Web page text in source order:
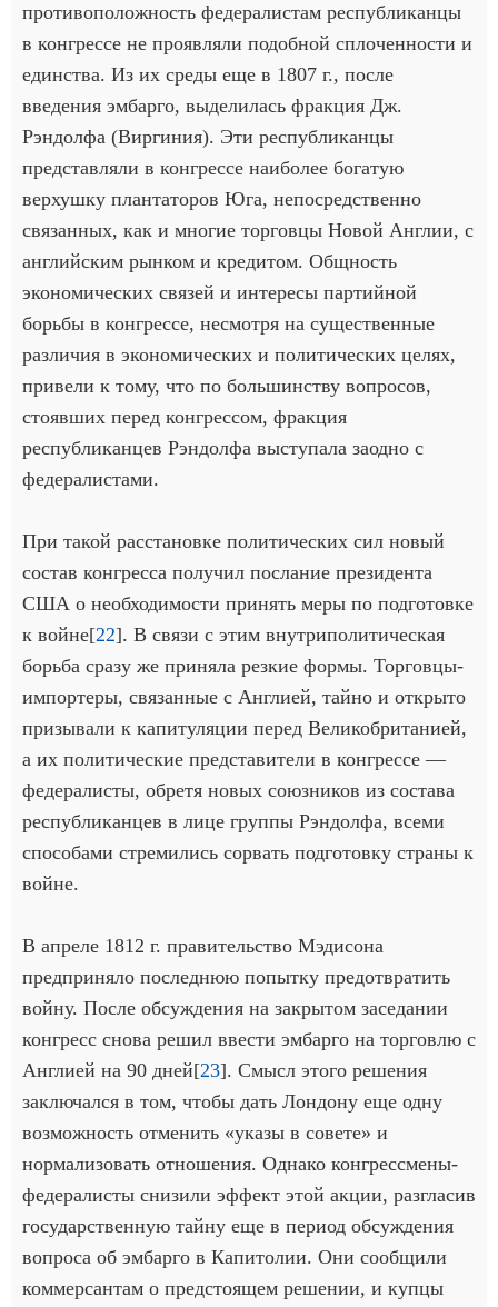
противоположность федералистам республиканцы
в конгрессе не проявляли подобной сплоченности и
единства. Из их среды еще в 1807 г., после
введения эмбарго, выделилась фракция Дж.
Рэндолфа (Виргиния). Эти республиканцы
представляли в конгрессе наиболее богатую
верхушку плантаторов Юга, непосредственно
связанных, как и многие торговцы Новой Англии, с
английским рынком и кредитом. Общность
экономических связей и интересы партийной
борьбы в конгрессе, несмотря на существенные
различия в экономических и политических целях,
привели к тому, что по большинству вопросов,
стоявших перед конгрессом, фракция
республиканцев Рэндолфа выступала заодно с
федералистами.
При такой расстановке политических сил новый
состав конгресса получил послание президента
США о необходимости принять меры по подготовке
к войне[22]. В связи с этим внутриполитическая
борьба сразу же приняла резкие формы. Торговцы-
импортеры, связанные с Англией, тайно и открыто
призывали к капитуляции перед Великобританией,
а их политические представители в конгрессе —
федералисты, обретя новых союзников из состава
республиканцев в лице группы Рэндолфа, всеми
способами стремились сорвать подготовку страны к
войне.
В апреле 1812 г. правительство Мэдисона
предприняло последнюю попытку предотвратить
войну. После обсуждения на закрытом заседании
конгресс снова решил ввести эмбарго на торговлю с
Англией на 90 дней[23]. Смысл этого решения
заключался в том, чтобы дать Лондону еще одну
возможность отменить «указы в совете» и
нормализовать отношения. Однако конгрессмены-
федералисты снизили эффект этой акции, разгласив
государственную тайну еще в период обсуждения
вопроса об эмбарго в Капитолии. Они сообщили
коммерсантам о предстоящем решении, и купцы